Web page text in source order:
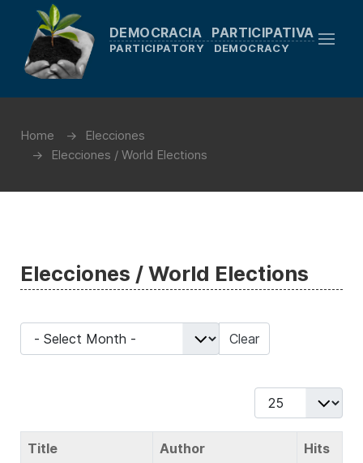
DEMOCRACIA PARTICIPATIVA
PARTICIPATORY DEMOCRACY
Home
Elecciones
Elecciones / World Elections
Elecciones / World Elections
- Select Month - Clear
Display #
Title Author Hits